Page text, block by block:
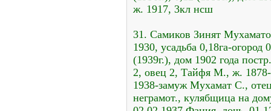
ж. 1917, 3кл нсш
31. Самиков Зинят
1930, усадьба 0,18га-огород
(1939г.), дом 1902 года
2, овец 2, Тайфя М., ж.
1938-замуж Мухамат С.,
неграмот., кулябщица на